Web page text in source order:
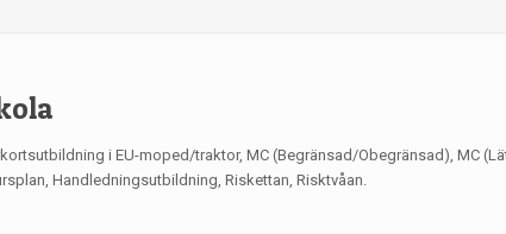
i EU-moped/traktor, MC (Begränsad/Obegränsad), MC
Handledningsutbildning, Riskettan, Risktvåan.